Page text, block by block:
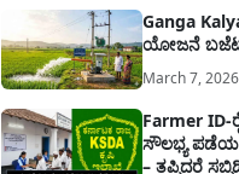
ನೆಮ್ಮದಿಯಿಂದ ಕಳೆಯಬೇಕೆಂಬುದು
ಸರ್ಕಾರವು ಹಿರಿಯ ನಾಗರಿಕರ ಗುರುತಿನ
Ganga
ಯೋಜನೆ
March 7, 2026
Farmer ID-
ಸೌಲಭ್ಯ
– ತಪ್ಪಿದರೆ